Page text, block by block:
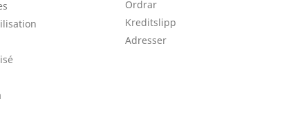
Ordrar
Kreditslipp
Adresser